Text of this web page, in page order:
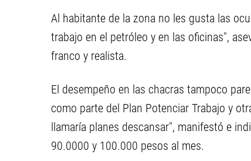
Al habitante de la zona no les gusta las
trabajo en el petróleo y en las oficinas",
franco y realista.
El desempeño en las chacras tampoco
como parte del Plan Potenciar Trabajo y
llamaría planes descansar", manifestó e
90.0000 y 100.000 pesos al mes.